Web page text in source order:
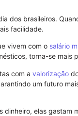
dos brasileiros.
facilidade.
vivem com o salário
torna-se mais
com a valorização
um futuro
elas gastam